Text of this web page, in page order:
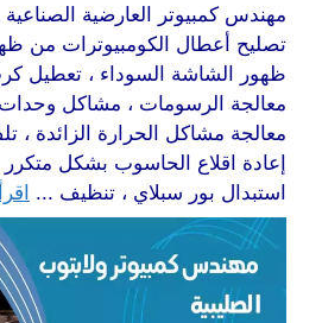
مهندس كمبيوتر العارضية
تصليح أعطال الكومبيوترات من
ظهور الشاشة السوداء ، تعطيل
معالجة الرسومات ، مشاكل وحدات
معالجة مشاكل الحرارة الزائدة ،
إعادة اقلاع الحاسوب بشكل متكرر
استبدال بور سبلاي ، تنظيف ...